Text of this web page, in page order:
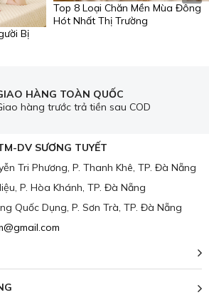
Bị
Top 8 Loại Chăn Mền Mùa Đông
Hót Nhất Thị Trường
HÀNG TOÀN QUỐC
hàng trước trả tiền sau COD
DV SƯƠNG TUYẾT
Tri Phương, P. Thanh Khê, TP. Đà Nẵng
P. Hòa Khánh, TP. Đà Nẵng
Quốc Dụng, P. Sơn Trà, TP. Đà Nẵng